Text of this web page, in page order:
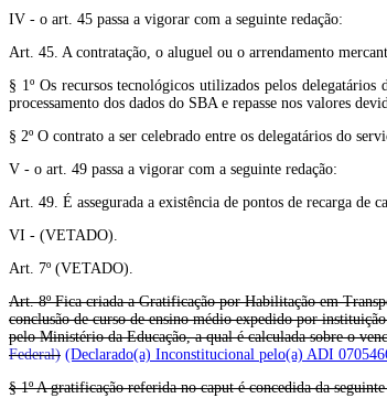
IV - o art. 45 passa a vigorar com a seguinte redação:
Art. 45. A contratação, o aluguel ou o arrendamento
§ 1º Os recursos tecnológicos utilizados pelos
processamento dos dados do SBA e repasse nos valores
§ 2º O contrato a ser celebrado entre os delegatários do
V - o art. 49 passa a vigorar com a seguinte redação:
Art. 49. É assegurada a existência de pontos de recarga de
VI - (VETADO).
Art. 7º (VETADO).
Art. 8º Fica criada a Gratificação por Habilitação em
conclusão de curso de ensino médio expedido por
pelo Ministério da Educação, a qual é calculada sobre o
Federal) (Declarado(a) Inconstitucional pelo(a) ADI
§ 1º A gratificação referida no caput é concedida da